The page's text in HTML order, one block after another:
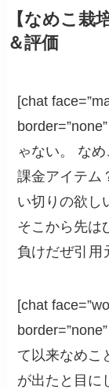
【なめこ栽
＆評価
[chat
ゃない。 な
課金アイテム
い切りの欲し
そこから先は
負けだぜ引用
[chat
て以来なめこ
が出たと目に